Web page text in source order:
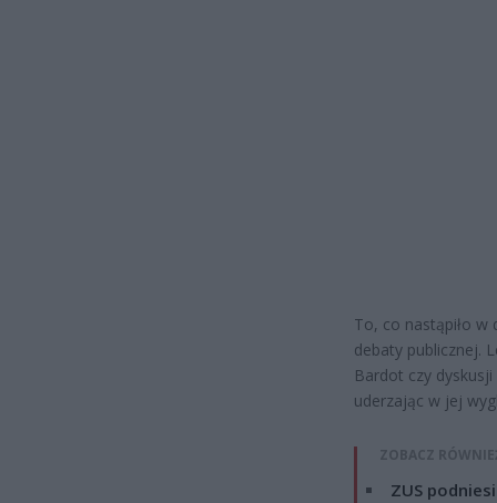
To, co nastąpiło w
debaty publicznej.
Bardot czy
uderzając w jej
ZOBACZ
ZUS